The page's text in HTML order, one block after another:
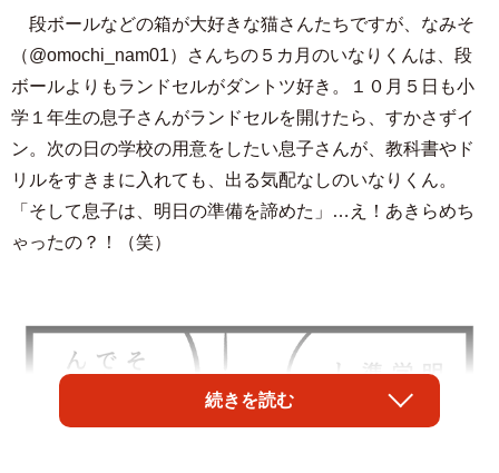
段ボールなどの箱が大好きな猫さんたちですが、なみそ
（@omochi_nam01）さんちの５カ月のいなりくんは、段
ボールよりもランドセルがダントツ好き。１０月５日も小
学１年生の息子さんがランドセルを開けたら、すかさずイ
ン。次の日の学校の用意をしたい息子さんが、教科書やド
リルをすきまに入れても、出る気配なしのいなりくん。
「そして息子は、明日の準備を諦めた」…え！あきらめち
ゃったの？！（笑）
続きを読む